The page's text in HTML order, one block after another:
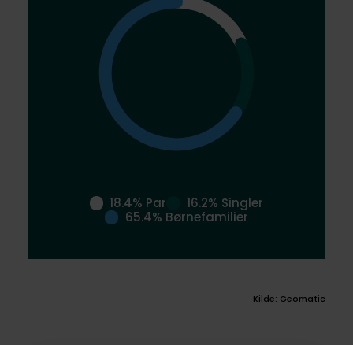
18.4% Par
16.2% Singler
65.4% Børnefamilier
Kilde: Geomatic